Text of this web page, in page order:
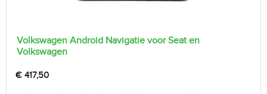
Volkswagen Android Navigatie voor Seat en
Volkswagen
€ 417,50